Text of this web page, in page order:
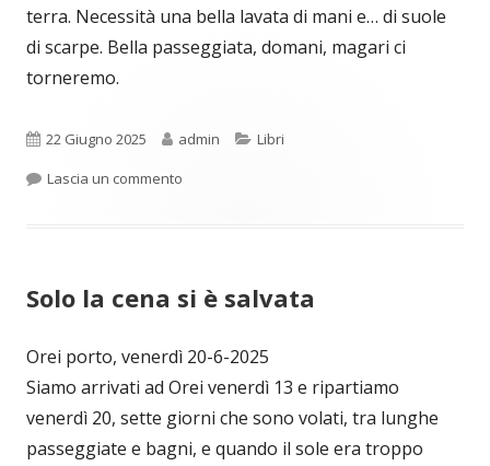
terra. Necessità una bella lavata di mani e… di suole
di scarpe. Bella passeggiata, domani, magari ci
torneremo.
Pubblicato
22 Giugno 2025 Autore
admin Categorie
Libri
Lascia un commento
Solo la cena si è salvata
Orei porto, venerdì 20-6-2025
Siamo arrivati ad Orei venerdì 13 e ripartiamo
venerdì 20, sette giorni che sono volati, tra lunghe
passeggiate e bagni, e quando il sole era troppo